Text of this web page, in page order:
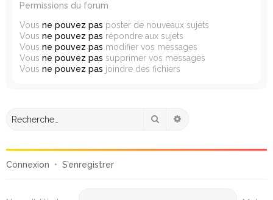
Permissions du forum
Vous ne pouvez pas poster de nouveaux sujets
Vous ne pouvez pas répondre aux sujets
Vous ne pouvez pas modifier vos messages
Vous ne pouvez pas supprimer vos messages
Vous ne pouvez pas joindre des fichiers
Rechercher
Connexion • S’enregistrer